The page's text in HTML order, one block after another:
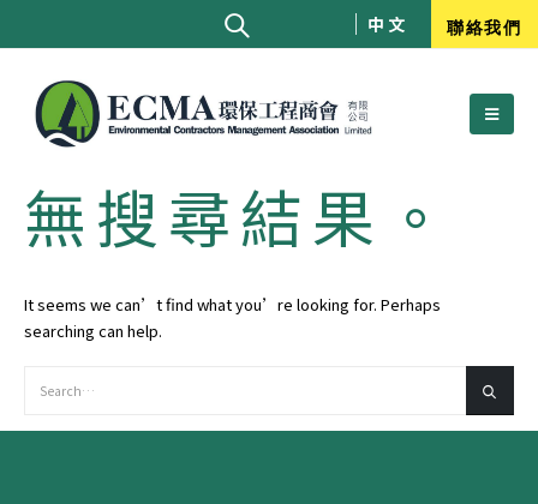
中文 聯絡我們
無搜尋結果。
It seems we can’t find what you’re looking for. Perhaps
searching can help.